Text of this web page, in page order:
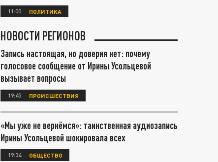
11:00 ПОЛИТИКА
НОВОСТИ РЕГИОНОВ
Запись настоящая, но доверия нет: почему
голосовое сообщение от Ирины Усольцевой
вызывает вопросы
19:45 ПРОИСШЕСТВИЯ
«Мы уже не вернёмся»: таинственная аудиозапись
Ирины Усольцевой шокировала всех
19:34 ОБЩЕСТВО